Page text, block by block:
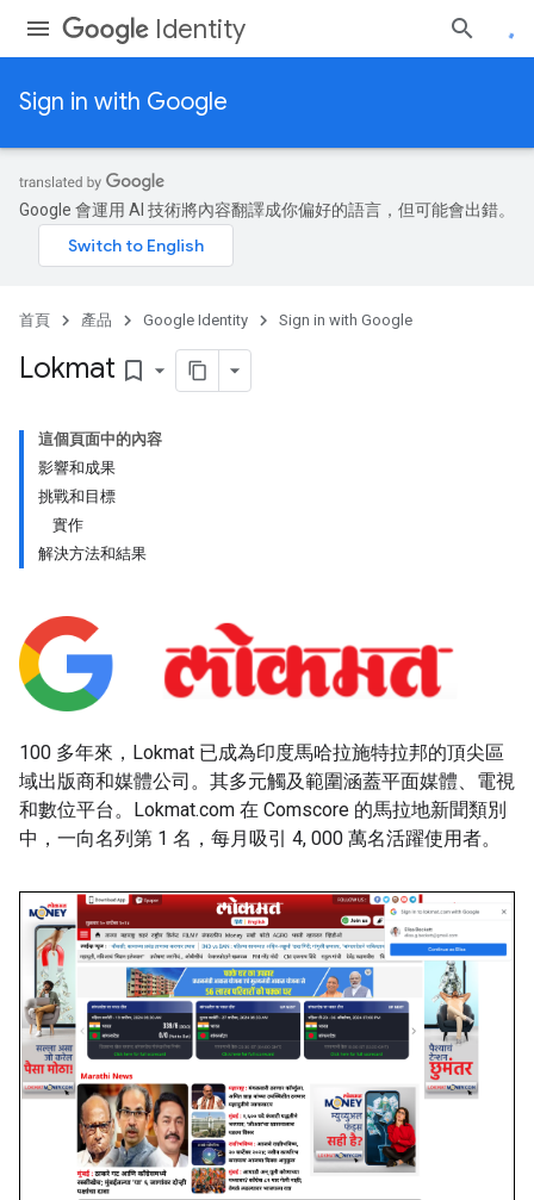
Identity
Sign in with Google
Google 會運用 AI 技術將內容翻譯成你偏好的語言，但可能會出錯。
首頁 產品 Google Identity Sign in with Google
Lokmat bookmark_border
這個頁面中的內容
影響和成果
挑戰和目標
實作
解決方法和結果
100 多年來，Lokmat 已成為印度馬哈拉施特拉邦的頂尖區
域出版商和媒體公司。其多元觸及範圍涵蓋平面媒體、電視
和數位平台。Lokmat.com 在 Comscore 的馬拉地新聞類別
中，一向名列第 1 名，每月吸引 4, 000 萬名活躍使用者。